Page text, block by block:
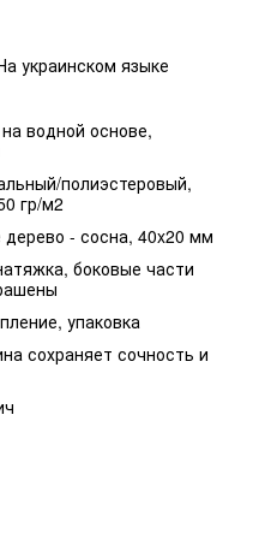
украинском языке
водной основе,
полиэстеровый,
гр/м2
дерево - сосна, 40x20 мм
боковые части
упаковка
сохраняет сочность и